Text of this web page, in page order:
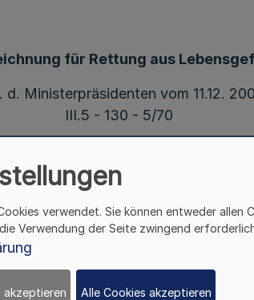
für Rettung aus
d. Ministerpräsidenten vom 11.12.
III.5 - 130 - 5/70
Rettungstat ist die
verwendet. Sie können entweder allen
Verwendung der Seite zwingend
akzeptieren Alle Cookies akzeptieren